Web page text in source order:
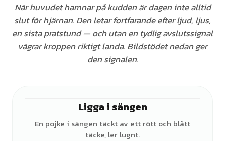
När huvudet hamnar på kudden är dagen inte alltid
slut för hjärnan. Den letar fortfarande efter ljud, ljus,
en sista pratstund — och utan en tydlig avslutssignal
vägrar kroppen riktigt landa. Bildstödet nedan ger
den signalen.
Ligga i sängen
En pojke i sängen täckt av ett rött och blått
täcke, ler lugnt.